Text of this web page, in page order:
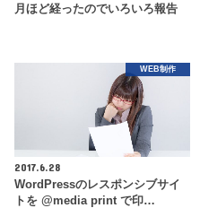
月ほど経ったのでいろいろ報告
WEB制作
2017.6.28
WordPressのレスポンシブサイ
トを @media print で印…